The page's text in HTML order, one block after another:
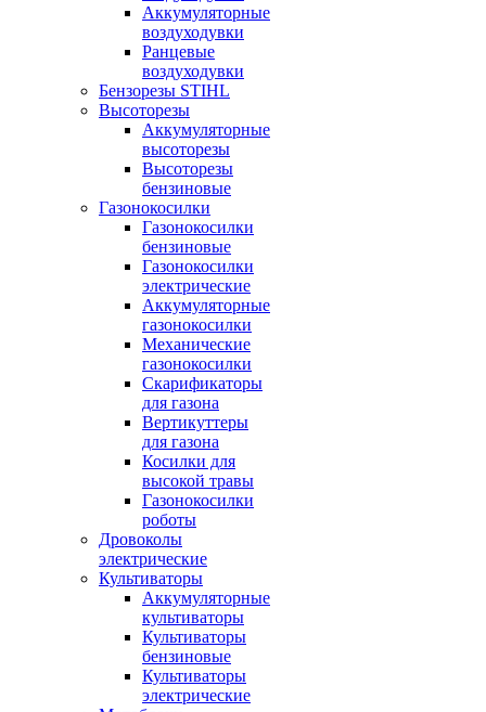
Аккумуляторные
воздуходувки
Ранцевые
воздуходувки
Бензорезы STIHL
Высоторезы
Аккумуляторные
высоторезы
Высоторезы
бензиновые
Газонокосилки
Газонокосилки
бензиновые
Газонокосилки
электрические
Аккумуляторные
газонокосилки
Механические
газонокосилки
Скарификаторы
для газона
Вертикуттеры
для газона
Косилки для
высокой травы
Газонокосилки
роботы
Дровоколы
электрические
Культиваторы
Аккумуляторные
культиваторы
Культиваторы
бензиновые
Культиваторы
электрические